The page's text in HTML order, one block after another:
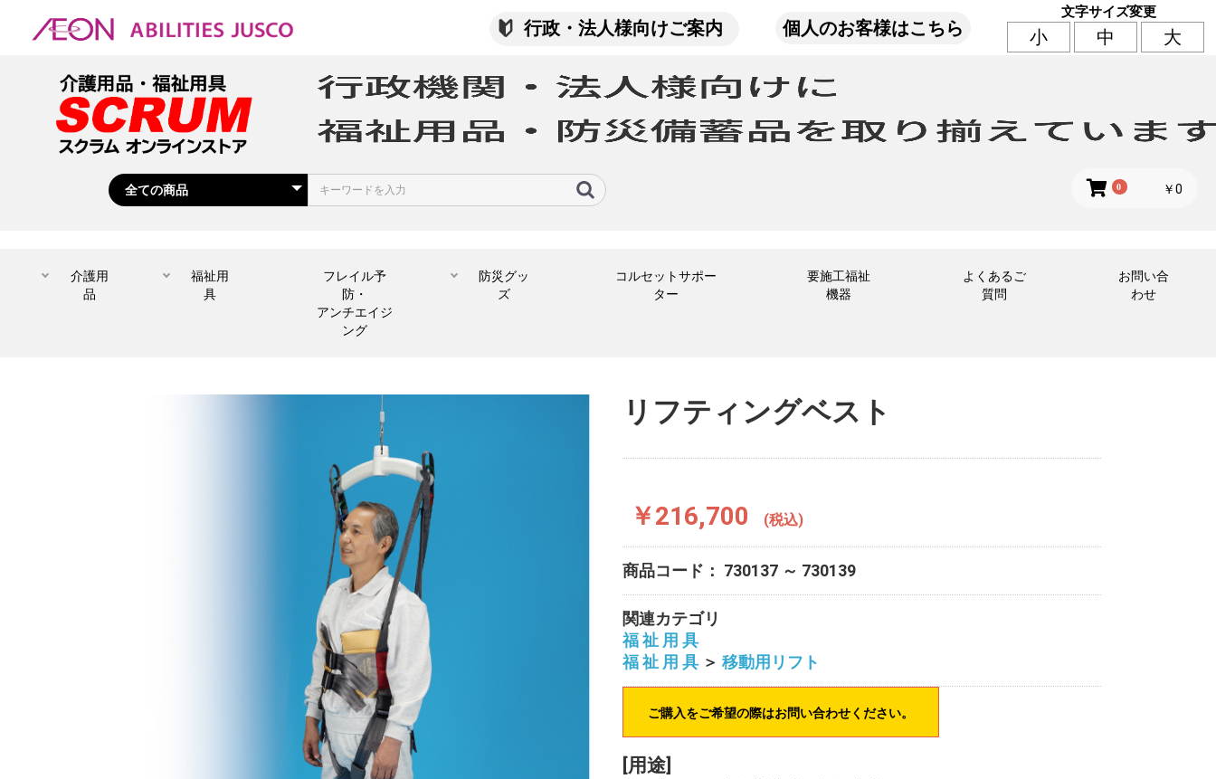
文字サイズ変更
小 中 大
個人のお客様はこちら
行政・法人様向けご案内
0 ￥0
介護用
品
福祉用
具
フレイル予
防・
アンチエイジ
ング
防災グッ
ズ
コルセットサポー
ター
要施工福祉
機器
よくあるご
質問
お問い合
わせ
リフティングベスト
￥216,700 (税込)
商品コード： 730137 ～ 730139
関連カテゴリ
福 祉 用 具
福 祉 用 具 ＞ 移動用リフト
ご購入をご希望の際はお問い合わせください。
[用途]